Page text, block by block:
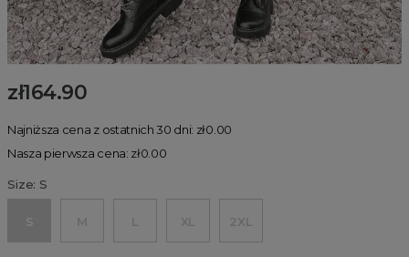
zł164.90
Najniższa cena z ostatnich 30 dni: zł0.00
Nasza pierwsza cena: zł0.00
Size: S
S M L XL 2XL